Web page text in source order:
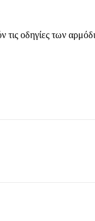
τις οδηγίες των